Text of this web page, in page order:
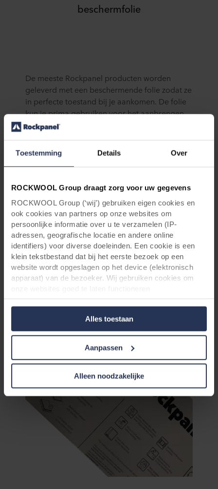
Toestemming Details Over
ROCKWOOL Group draagt zorg voor uw gegevens
ROCKWOOL Group (‘wij’) gebruiken eigen cookies en
ook cookies van partners op onze websites om
persoonlijke informatie over u te verzamelen (IP-
adressen, geografische locatie en andere online
identifiers) voor diverse doeleinden. Een cookie is een
klein tekstbestand dat bij het eerste bezoek op een
website wordt opgeslagen op het device (elektronisch
apparaat) van de bezoeker. Wij gebruiken cookies om
(‘Noodzakelijke’), om uw instellingen te onthouden en uw
gebruikerservaring te verbeteren (‘Functionele’), om uw
gedrag te analyseren en op basis daarvan de websites te
optimaliseren (‘Statistische’), en om onze content en
stemmen op uw gedrag op onze websites (‘Marketing’).
Functionele cookies plaatsen we altijd. Deze zijn namelijk
noodzakelijk om de website goed te laten werken en
verwerken geen persoonsgegevens anders dan voor het
doel waarvoor deze persoonsgegevens worden ingevuld.
Niet-functionele cookies verwerken persoonsgegevens
buiten uw zichtsveld. Daarom vragen wij altijd uw
toestemming voor wij deze cookies plaatsen. Informatie
over uw gebruik van onze websites kan worden verstrekt
aan onze social media-, advertentie- en analysepartners.
Zij kunnen deze gegevens combineren met andere
informatie die in het verleden aan hen is verstrekt of die
Alles toestaan
Aanpassen
Alleen noodzakelijke
beschermfolie
De meeste Rockpanel producten worden
geleverd met een beschermende folie zodat ze
in perfecte toestand bij je aankomen. De folie
kun je prima gebruiken voor het aanbrengen
van markerings- en bevestigingspunten om het
Wanneer moet je de folie verwijderen:
met nagels of mechanische bevestiging
met schroeven
voor het prepareren van de plaat bij
lijmbevestiging
voor montage met een nagelpistool
Belangrijk: Rockpanel Natural, Rockpanel Lines², Rockpanel
Metals Aluminium White en Aliminium Grey worden zonder
beschermfolie geleverd. Behandel deze platen dus extra
voorzichtig.